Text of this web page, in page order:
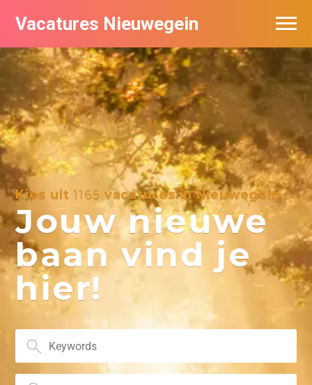
Vacatures Nieuwegein
Kies uit1165 vacatures in Nieuwegein
Jouw nieuwe
baan vind je
hier!
Vacatures per bedrijf in Nieuwegein